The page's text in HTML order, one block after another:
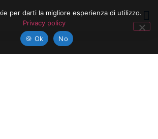
per darti la migliore esperienza di utilizzo.
Privacy policy
🍪 Ok
No